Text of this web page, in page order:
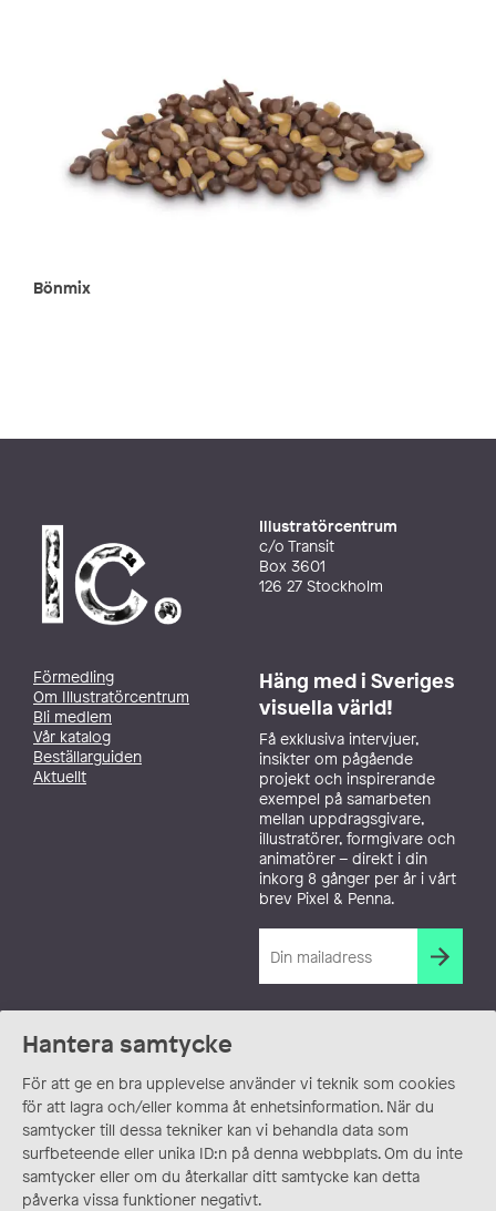
Hantera samtycke
För att ge en bra upplevelse använder vi teknik som cookies
för att lagra och/eller komma åt enhetsinformation. När du
samtycker till dessa tekniker kan vi behandla data som
surfbeteende eller unika ID:n på denna webbplats. Om du inte
samtycker eller om du återkallar ditt samtycke kan detta
påverka vissa funktioner negativt.
Bönmix
Illustratörcentrum
c/o Transit
Box 3601
126 27 Stockholm
Förmedling
Om Illustratörcentrum
Bli medlem
Vår katalog
Beställarguiden
Aktuellt
Häng med i Sveriges
visuella värld!
Få exklusiva intervjuer,
insikter om pågående
projekt och inspirerande
exempel på samarbeten
mellan uppdragsgivare,
illustratörer, formgivare och
animatörer – direkt i din
inkorg 8 gånger per år i vårt
brev Pixel & Penna.